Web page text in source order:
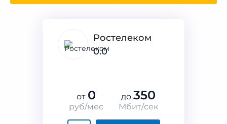
Ростелеком
0.0
от 0
руб/мес
до 350
Мбит/сек